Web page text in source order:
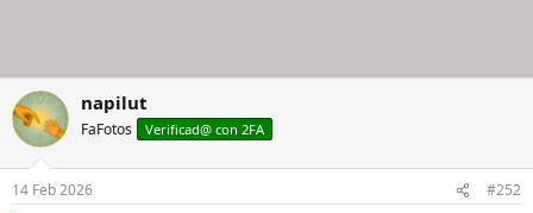
napilut
FaFotos Verificad@ con 2FA
14 Feb 2026 #252